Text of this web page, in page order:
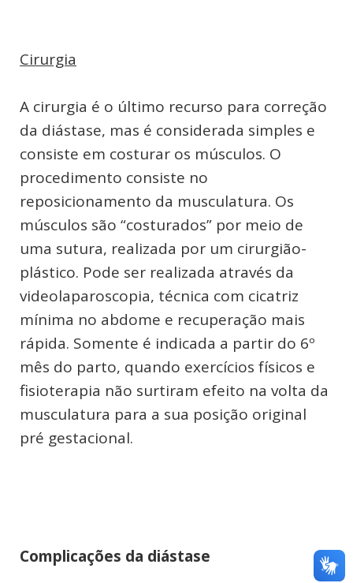
Cirurgia
A cirurgia é o último recurso para correção
da diástase, mas é considerada simples e
consiste em costurar os músculos. O
procedimento consiste no
reposicionamento da musculatura. Os
músculos são “costurados” por meio de
uma sutura, realizada por um cirurgião-
plástico. Pode ser realizada através da
videolaparoscopia, técnica com cicatriz
mínima no abdome e recuperação mais
rápida. Somente é indicada a partir do 6º
mês do parto, quando exercícios físicos e
fisioterapia não surtiram efeito na volta da
musculatura para a sua posição original
pré gestacional.
Complicações da diástase